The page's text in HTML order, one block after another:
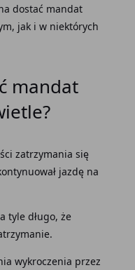
dostać mandat
jak i w niektórych
mandat
zatrzymania się
jazdę na
tyle długo, że
wykroczenia przez